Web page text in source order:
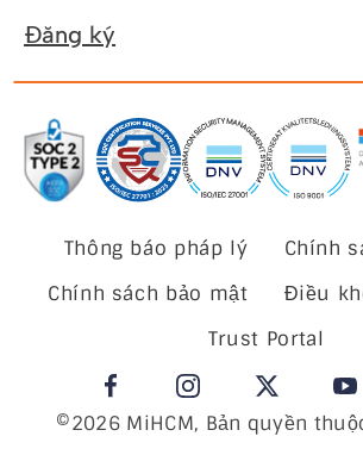
Đăng ký
Thông báo pháp lý
Chính
Chính sách bảo mật
Điều
Trust Portal
©2026 MiHCM, Bản quyền